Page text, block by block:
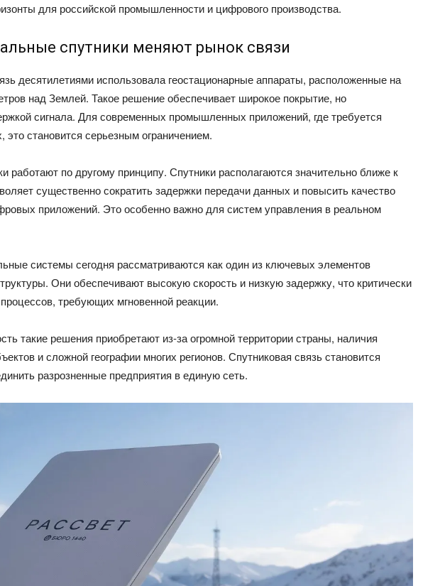
для российской промышленности и цифрового производства.
спутники меняют рынок связи
десятилетиями использовала геостационарные аппараты, расположенные на
над Землей. Такое решение обеспечивает широкое покрытие, но
сигнала. Для современных промышленных приложений, где требуется
становится серьезным ограничением.
работают по другому принципу. Спутники располагаются значительно ближе к
существенно сократить задержки передачи данных и повысить качество
приложений. Это особенно важно для систем управления в реальном
системы сегодня рассматриваются как один из ключевых элементов
Они обеспечивают высокую скорость и низкую задержку, что критически
требующих мгновенной реакции.
такие решения приобретают из-за огромной территории страны, наличия
и сложной географии многих регионов. Спутниковая связь становится
разрозненные предприятия в единую сеть.